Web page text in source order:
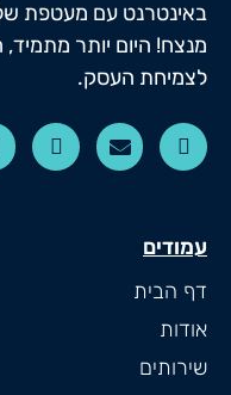
באינטרנט עם מעטפת של
מנצח! היום יותר
לצמיחת העסק.
עמודים
דף הבית
אודות
שירותים